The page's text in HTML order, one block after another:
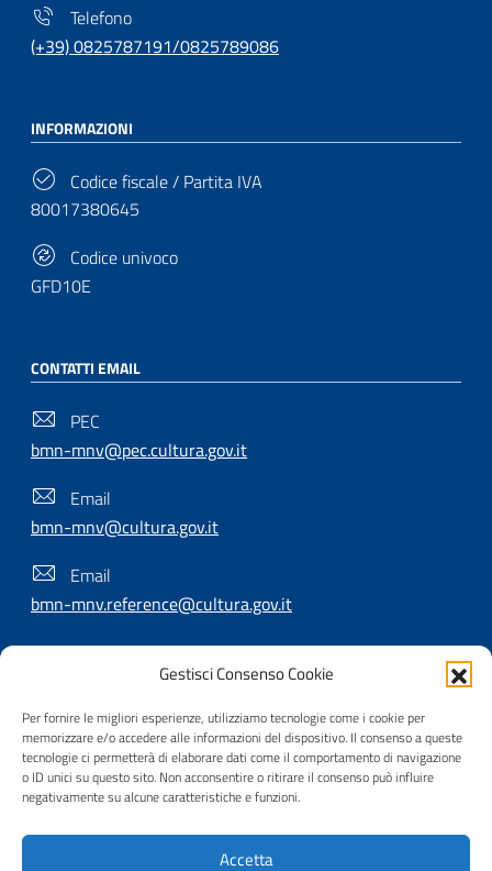
Gestisci Consenso Cookie
Per fornire le migliori esperienze, utilizziamo tecnologie come i cookie per
memorizzare e/o accedere alle informazioni del dispositivo. Il consenso a queste
tecnologie ci permetterà di elaborare dati come il comportamento di navigazione
o ID unici su questo sito. Non acconsentire o ritirare il consenso può influire
negativamente su alcune caratteristiche e funzioni.
Accetta
Telefono
(+39) 0825787191/0825789086
INFORMAZIONI
Codice fiscale / Partita IVA
80017380645
Codice univoco
GFD10E
CONTATTI EMAIL
PEC
bmn-mnv@pec.cultura.gov.it
Email
bmn-mnv@cultura.gov.it
Email
bmn-mnv.reference@cultura.gov.it
Useful Links Section
Privacy | Cookie policy | Contatti |
accessibilità | Crediti | Nota di copyright | Realizzato da